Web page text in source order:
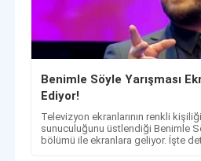
Benimle Söyle Yarışması
Ediyor!
​​​​​​​Televizyon ekranlarının renkli kişiliği
sunuculuğunu üstlendiği Benimle
bölümü ile ekranlara geliyor. İşte